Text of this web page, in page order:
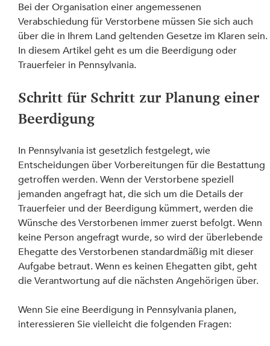
Bei der Organisation einer angemessenen
Verabschiedung für Verstorbene müssen Sie sich auch
über die in Ihrem Land geltenden Gesetze im Klaren sein.
In diesem Artikel geht es um die Beerdigung oder
Trauerfeier in Pennsylvania.
Schritt für Schritt zur Planung einer
Beerdigung
In Pennsylvania ist gesetzlich festgelegt, wie
Entscheidungen über Vorbereitungen für die Bestattung
getroffen werden. Wenn der Verstorbene speziell
jemanden angefragt hat, die sich um die Details der
Trauerfeier und der Beerdigung kümmert, werden die
Wünsche des Verstorbenen immer zuerst befolgt. Wenn
keine Person angefragt wurde, so wird der überlebende
Ehegatte des Verstorbenen standardmäßig mit dieser
Aufgabe betraut. Wenn es keinen Ehegatten gibt, geht
die Verantwortung auf die nächsten Angehörigen über.
Wenn Sie eine Beerdigung in Pennsylvania planen,
interessieren Sie vielleicht die folgenden Fragen: